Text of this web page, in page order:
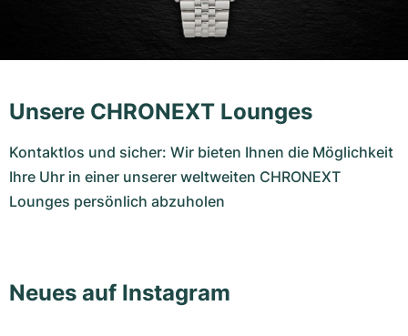
Unsere CHRONEXT Lounges
Kontaktlos und sicher: Wir bieten Ihnen die Möglichkeit
Ihre Uhr in einer unserer weltweiten CHRONEXT
Lounges persönlich abzuholen
Neues auf Instagram